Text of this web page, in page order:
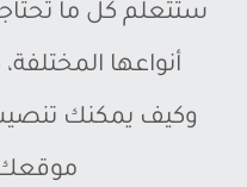
ستتعلّم كل ما
أنواعها
وكيف يمكنك
موقعك